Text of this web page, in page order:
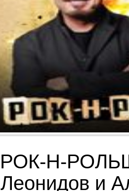
АНТОН
РОК-Н-
Леонидов и